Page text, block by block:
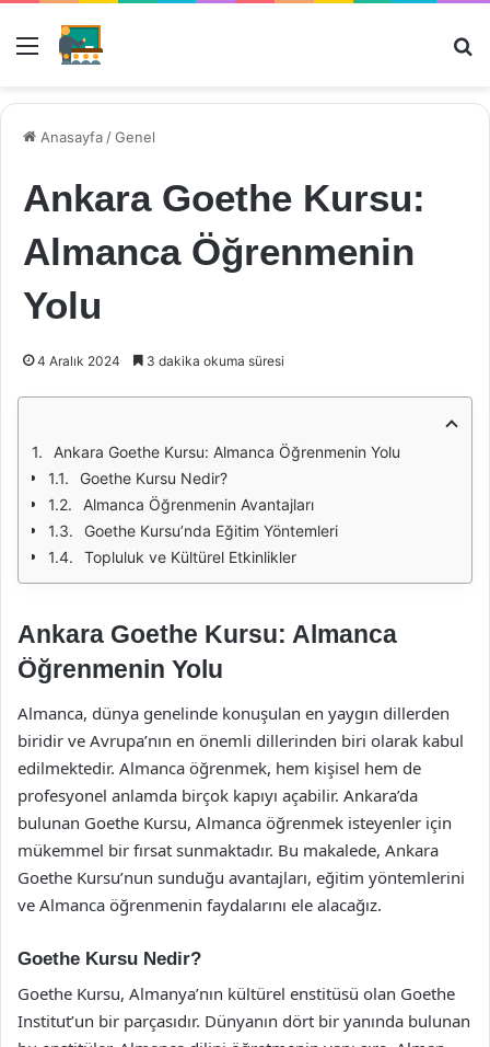
Menü
Anasayfa /Genel
Ankara Goethe Kursu:
Almanca Öğrenmenin
Yolu
4 Aralık 2024 3 dakika okuma süresi
Ankara Goethe Kursu: Almanca Öğrenmenin Yolu
Goethe Kursu Nedir?
Almanca Öğrenmenin Avantajları
Goethe Kursu’nda Eğitim Yöntemleri
Topluluk ve Kültürel Etkinlikler
Ankara Goethe Kursu: Almanca
Öğrenmenin Yolu
Almanca, dünya genelinde konuşulan en yaygın dillerden
biridir ve Avrupa’nın en önemli dillerinden biri olarak kabul
edilmektedir. Almanca öğrenmek, hem kişisel hem de
profesyonel anlamda birçok kapıyı açabilir. Ankara’da
bulunan Goethe Kursu, Almanca öğrenmek isteyenler için
mükemmel bir fırsat sunmaktadır. Bu makalede, Ankara
Goethe Kursu’nun sunduğu avantajları, eğitim yöntemlerini
ve Almanca öğrenmenin faydalarını ele alacağız.
Goethe Kursu Nedir?
Goethe Kursu, Almanya’nın kültürel enstitüsü olan Goethe
Institut’un bir parçasıdır. Dünyanın dört bir yanında bulunan